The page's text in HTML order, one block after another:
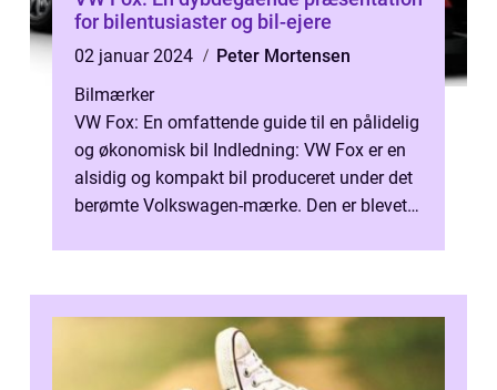
for bilentusiaster og bil-ejere
02 januar 2024
Peter Mortensen
Bilmærker
VW Fox: En omfattende guide til en pålidelig
og økonomisk bil Indledning: VW Fox er en
alsidig og kompakt bil produceret under det
berømte Volkswagen-mærke. Den er blevet